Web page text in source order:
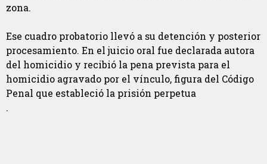
zona.
Ese cuadro probatorio llevó a su detención y posterior
procesamiento. En el juicio oral fue declarada autora
del homicidio y recibió la pena prevista para el
homicidio agravado por el vínculo, figura del Código
Penal que estableció la prisión perpetua
.